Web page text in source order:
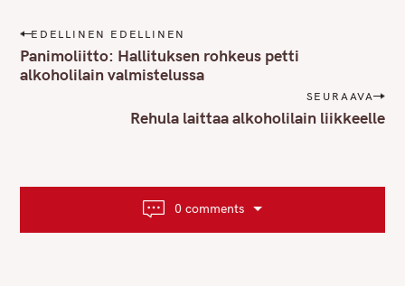
P
o
s
i
EDELLINEN EDELLINEN
Panimoliitto: Hallituksen rohkeus petti
alkoholilain valmistelussa
SEURAAVA
Rehula laittaa alkoholilain liikkeelle
0 comments